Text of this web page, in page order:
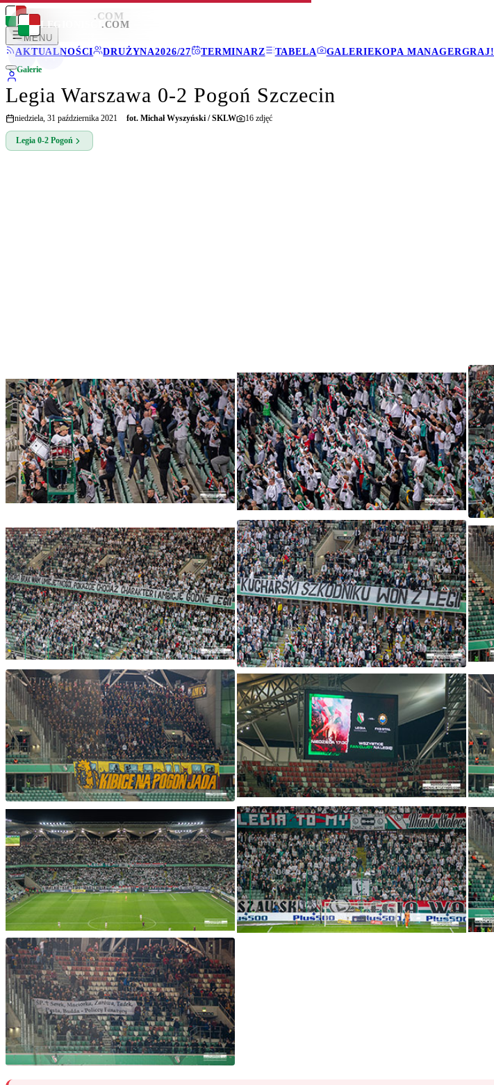
LEGIONISCI .COM
MENU
AKTUALNOŚCI
DRUŻYNA2026/27 TERMINARZ TABELA GALERIEKOPA MANAGERGRAJ!
LEGIONISCI .COM
Galerie
Legia Warszawa 0-2 Pogoń Szczecin
niedziela, 31 października 2021 fot. Michał Wyszyński / SKLW 16 zdjęć
Legia 0-2 Pogoń